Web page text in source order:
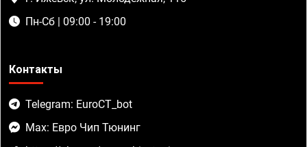
Пн-Сб | 09:00 - 19:00
Контакты
Telegram: EuroCT_bot
Max: Евро Чип Тюнинг